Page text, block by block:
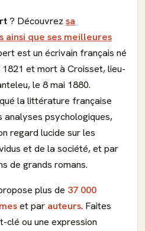
? Découvrez sa
ainsi que ses meilleures
est un écrivain français né
et mort à Croisset, lieu-
le 8 mai 1880.
la littérature française
psychologiques,
regard lucide sur les
et de la société, et par
de grands romans.
plus de 37 000
et par auteurs. Faites
clé ou une expression